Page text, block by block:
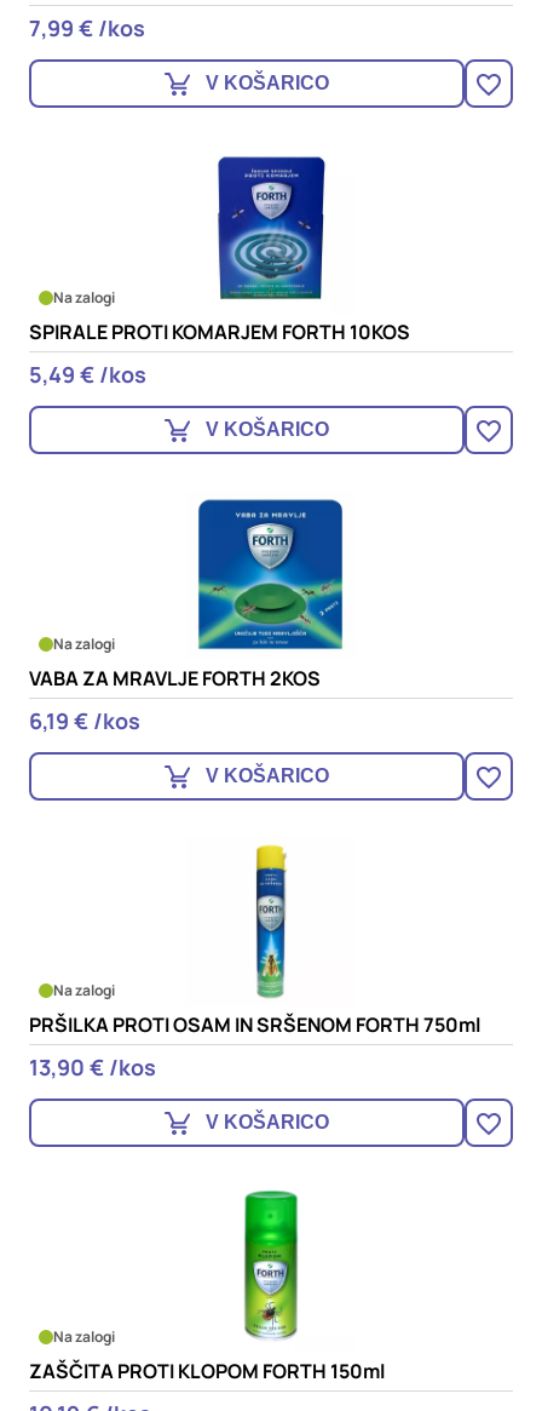
7,99 € /kos
V KOŠARICO
Na zalogi
SPIRALE PROTI KOMARJEM FORTH 10KOS
5,49 € /kos
V KOŠARICO
Na zalogi
VABA ZA MRAVLJE FORTH 2KOS
6,19 € /kos
V KOŠARICO
Na zalogi
PRŠILKA PROTI OSAM IN SRŠENOM FORTH 750ml
13,90 € /kos
V KOŠARICO
Na zalogi
ZAŠČITA PROTI KLOPOM FORTH 150ml